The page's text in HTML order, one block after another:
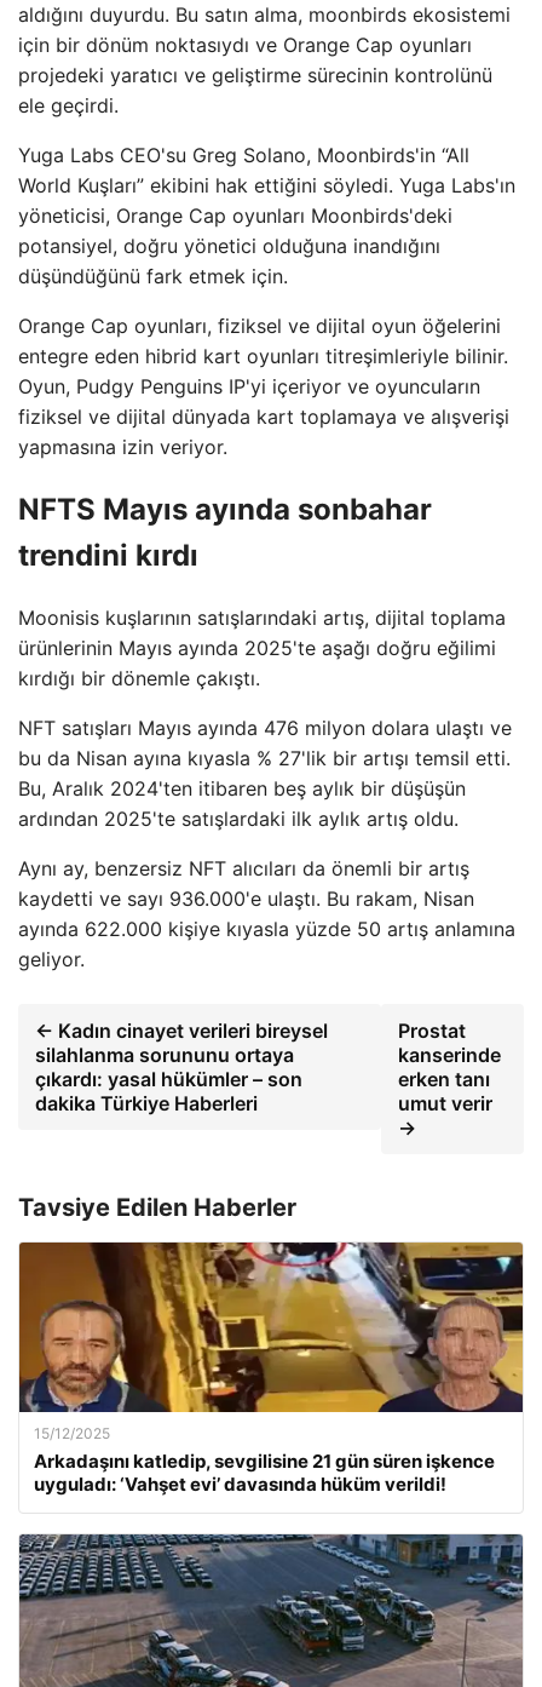
aldığını duyurdu. Bu satın alma, moonbirds ekosistemi
için bir dönüm noktasıydı ve Orange Cap oyunları
projedeki yaratıcı ve geliştirme sürecinin kontrolünü
ele geçirdi.
Yuga Labs CEO'su Greg Solano, Moonbirds'in “All
World Kuşları” ekibini hak ettiğini söyledi. Yuga Labs'ın
yöneticisi, Orange Cap oyunları Moonbirds'deki
potansiyel, doğru yönetici olduğuna inandığını
düşündüğünü fark etmek için.
Orange Cap oyunları, fiziksel ve dijital oyun öğelerini
entegre eden hibrid kart oyunları titreşimleriyle bilinir.
Oyun, Pudgy Penguins IP'yi içeriyor ve oyuncuların
fiziksel ve dijital dünyada kart toplamaya ve alışverişi
yapmasına izin veriyor.
NFTS Mayıs ayında sonbahar
trendini kırdı
Moonisis kuşlarının satışlarındaki artış, dijital toplama
ürünlerinin Mayıs ayında 2025'te aşağı doğru eğilimi
kırdığı bir dönemle çakıştı.
NFT satışları Mayıs ayında 476 milyon dolara ulaştı ve
bu da Nisan ayına kıyasla % 27'lik bir artışı temsil etti.
Bu, Aralık 2024'ten itibaren beş aylık bir düşüşün
ardından 2025'te satışlardaki ilk aylık artış oldu.
Aynı ay, benzersiz NFT alıcıları da önemli bir artış
kaydetti ve sayı 936.000'e ulaştı. Bu rakam, Nisan
ayında 622.000 kişiye kıyasla yüzde 50 artış anlamına
geliyor.
← Kadın cinayet verileri bireysel
silahlanma sorununu ortaya
çıkardı: yasal hükümler – son
dakika Türkiye Haberleri
Prostat
kanserinde
erken tanı
umut verir
→
Tavsiye Edilen Haberler
15/12/2025
Arkadaşını katledip, sevgilisine 21 gün süren işkence
uyguladı: ‘Vahşet evi’ davasında hüküm verildi!